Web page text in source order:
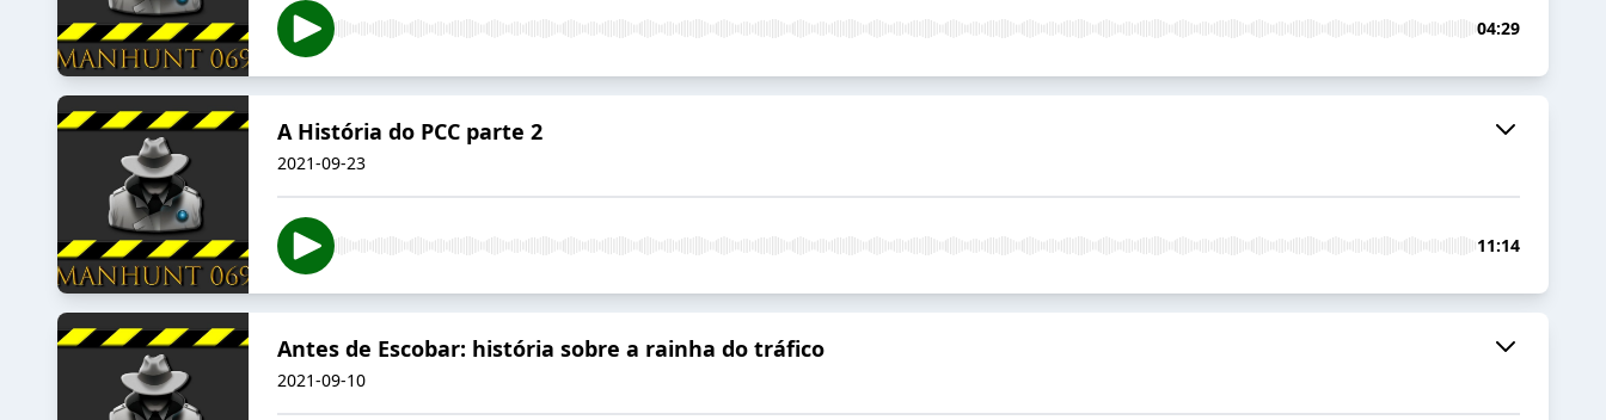
04:29
A História do PCC parte 2
2021-09-23
11:14
Antes de Escobar: história sobre a rainha do tráfico
2021-09-10